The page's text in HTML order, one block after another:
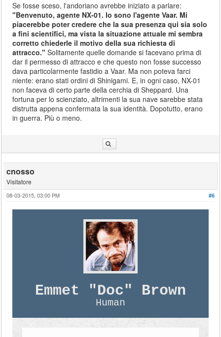
Se fosse sceso, l'andoriano avrebbe iniziato a parlare:
"Benvenuto, agente NX-01. Io sono l'agente Vaar. Mi
piacerebbe poter credere che la sua presenza qui sia solo
a fini scientifici, ma vista la situazione attuale mi sembra
corretto chiederle il motivo della sua richiesta di
attracco." Solitamente quelle domande si facevano prima di
dar il permesso di attracco e che questo non fosse successo
dava particolarmente fastidio a Vaar. Ma non poteva farci
niente: erano stati ordini di Shinigami. E, in ogni caso, NX-01
non faceva di certo parte della cerchia di Sheppard. Una
fortuna per lo scienziato, altrimenti la sua nave sarebbe stata
distrutta appena confermata la sua identità. Dopotutto, erano
in guerra. Più o meno.
cnosso
Visitatore
#6
08-03-2015, 03:00 PM
Emmet "Doc" Brown
Human